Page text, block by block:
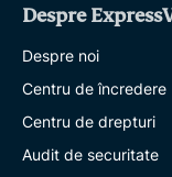
Despre
Despre noi
Centru de încredere
Centru de drepturi
Audit de securitate